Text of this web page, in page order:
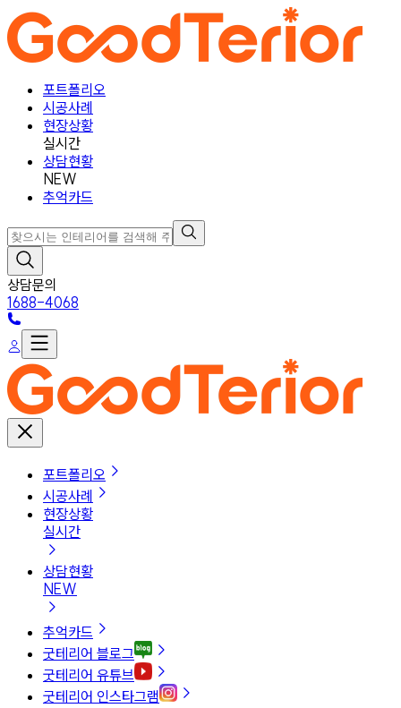
포트폴리오
시공사례
현장상황
실시간
상담현황
NEW
추억카드
상담문의
1688-4068
포트폴리오
시공사례
현장상황
실시간
상담현황
NEW
추억카드
굿테리어 블로그
굿테리어 유튜브
굿테리어 인스타그램